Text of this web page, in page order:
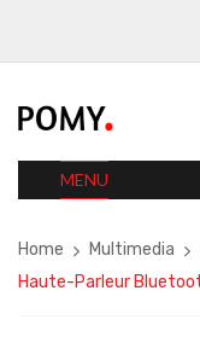
MENU
Home Multimedia
Haute-Parleur